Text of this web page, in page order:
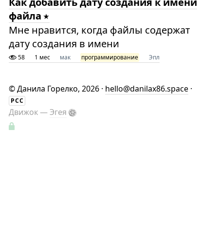
файла
Мне нравится, когда файлы содержат
дату создания в имени
58 1 мес мак программирование Эпл
©Данила Горелко, 2026 · hello@danilax86.space·
РСС
Движок —Эгея